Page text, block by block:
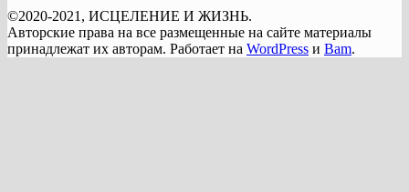
©2020-2021, ИСЦЕЛЕНИЕ И ЖИЗНЬ.
Авторские права на все размещенные на сайте материалы
принадлежат их авторам. Работает на WordPress и Bam.